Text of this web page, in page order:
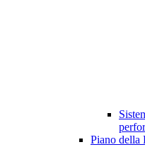
Piano della